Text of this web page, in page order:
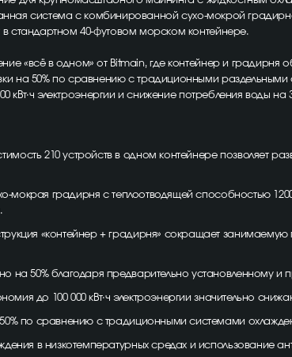
система с комбинированной сухо-мокрой
стандартном 40-футовом морском контейнере.
«всё в одном» от Bitmain, где контейнер и
на 50% по сравнению с традиционными раздельными
кВт·ч электроэнергии и снижение потребления воды на
210 устройств в одном контейнере позволяет
мокрая градирня с теплоотводящей способностью
«контейнер + градирня» сокращает
на 50% благодаря предварительно установленному
до 100 000 кВт·ч электроэнергии значительно
по сравнению с традиционными системами
в низкотемпературных средах и использование